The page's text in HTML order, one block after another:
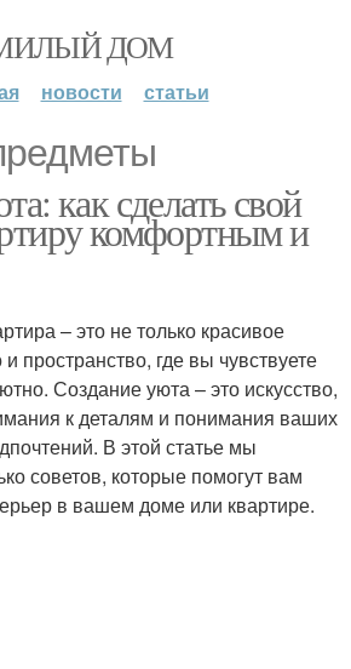
ДОМ
новости статьи
как сделать свой
комфортным и
– это не только красивое
пространство, где вы чувствуете
Создание уюта – это искусство,
к деталям и понимания ваших
В этой статье мы
советов, которые помогут вам
в вашем доме или квартире.